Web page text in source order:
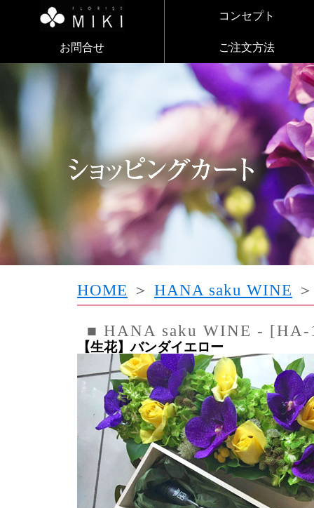
コンセプト
お問合せ ご注文方法
HOME ＞ HANA saku WINE
■ HANA saku WINE - [HA-
【生花】バンダイエロー